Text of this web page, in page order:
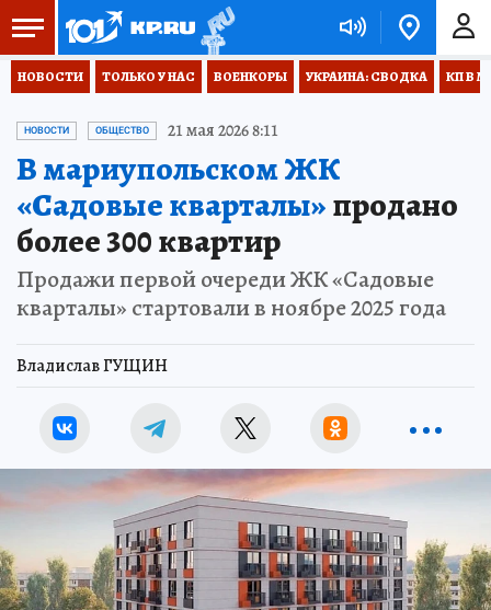
НОВОСТИ ТОЛЬКО У НАС ВОЕНКОРЫ УКРАИНА: СВОДКА КП В
НОВОСТИ ОБЩЕСТВО 21 мая 2026 8:11
В мариупольском ЖК
«Садовые кварталы»продано
более 300 квартир
Продажи первой очереди ЖК «Садовые
кварталы» стартовали в ноябре 2025 года
Владислав ГУЩИН